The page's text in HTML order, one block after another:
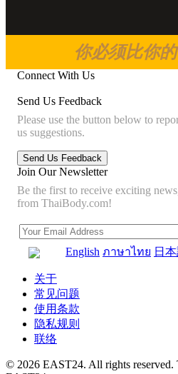
你必须比你
Connect With Us
Send Us Feedback
Please use the button below to
us suggestions.
Join Our Newsletter
Be the first to receive exciting
from ThaiBody.com!
English ภาษาไทย 日
关于
常见问题
使用条款
隐私规则
联络
© 2026 EAST24. All rights